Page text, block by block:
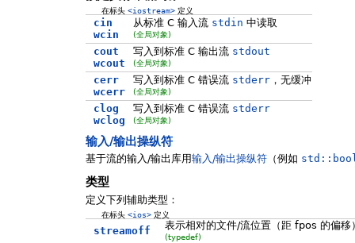
在标头<iostream> 定义
cin
wcin
从标准 C 输入流 stdin 中读取
(全局对象)
cout
wcout
写入到标准 C 输出流 stdout
(全局对象)
cerr
wcerr
写入到标准 C 错误流 stderr，无缓冲
(全局对象)
clog
wclog
写入到标准 C 错误流 stderr
(全局对象)
输入/输出操纵符
基于流的输入/输出库用输入/输出操纵符 （例如
类型
定义下列辅助类型：
在标头<ios> 定义
streamoff 表示相对的文件/流位置（距 fpos 的偏移
(typedef)